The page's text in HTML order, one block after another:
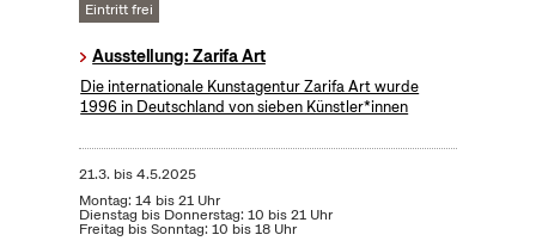
Eintritt frei
Ausstellung: Zarifa Art
Die internationale Kunstagentur Zarifa Art wurde
1996 in Deutschland von sieben Künstler*innen
21.3. bis4.5.2025
Montag: 14 bis 21 Uhr
Dienstag bis Donnerstag: 10 bis 21 Uhr
Freitag bis Sonntag: 10 bis 18 Uhr